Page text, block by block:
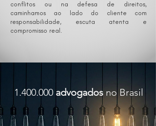
conflitos ou na defesa de direitos,
caminhamos ao lado do cliente com
responsabilidade, escuta atenta e
compromisso real.
1.400.000 advogadosno Brasil